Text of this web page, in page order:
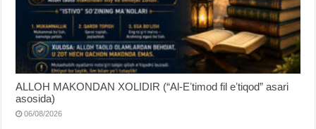
ALLOH MAKONDAN XOLIDIR (“Al-Eʼtimod fil eʼtiqod” asari
asosida)
06/08/2026